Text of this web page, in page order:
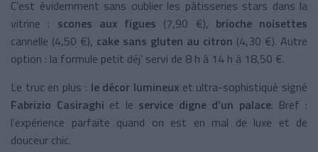
C’est évidemment sans oublier les pâtisseries stars dans la
vitrine : scones aux figues (7,90 €), brioche noisettes
cannelle (4,50 €), cake sans gluten au citron (4,30 €). Autre
option : la formule petit déj' servi de 8 h à 14 h à 18,50 €.
Le truc en plus : le décor lumineuxet ultra-sophistiqué signé
Fabrizio Casiraghi et le service digne d’un palace. Bref :
l’expérience parfaite quand on est en mal de luxe et de
douceur chic.